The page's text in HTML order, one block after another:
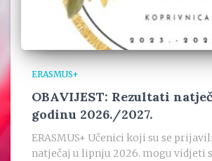
ERASMUS+
OBAVIJEST: Rezultati
godinu 2026./2027.
ERASMUS+ Učenici koji su se
natječaj u lipnju 2026. mogu vidjeti